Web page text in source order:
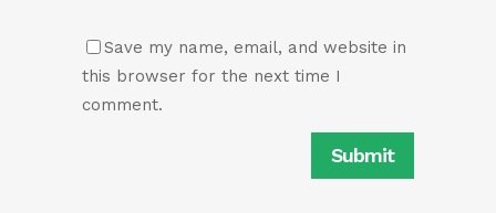
Save my name, email, and website in
this browser for the next time I
comment.